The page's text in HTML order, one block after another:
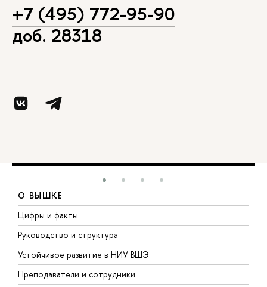
+7 (495) 772-95-90
доб. 28318
О ВЫШКЕ
Цифры и факты
Руководство и структура
Устойчивое развитие в НИУ ВШЭ
Преподаватели и сотрудники